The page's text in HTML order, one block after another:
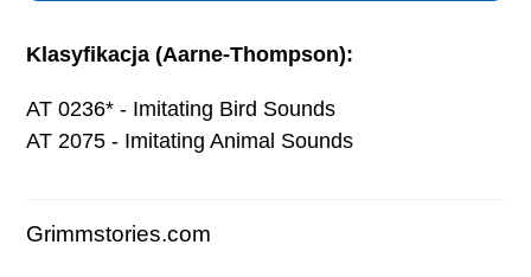
Klasyfikacja (Aarne-Thompson):
AT 0236* - Imitating Bird Sounds
AT 2075 - Imitating Animal Sounds
Grimmstories.com